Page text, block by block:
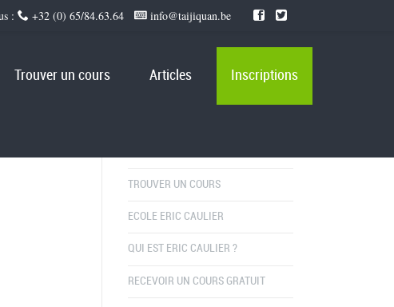
Trouver un cours Articles Inscriptions
TROUVER UN COURS
ECOLE ERIC CAULIER
QUI EST ERIC CAULIER ?
RECEVOIR UN COURS GRATUIT
: +32 (0) 65/84.63.64 info@taijiquan.be